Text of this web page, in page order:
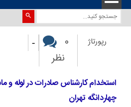
رپورتاژ
0
نظر
-
استخدام کارشناس صادرات در لوله و
چهاردانگه تهران